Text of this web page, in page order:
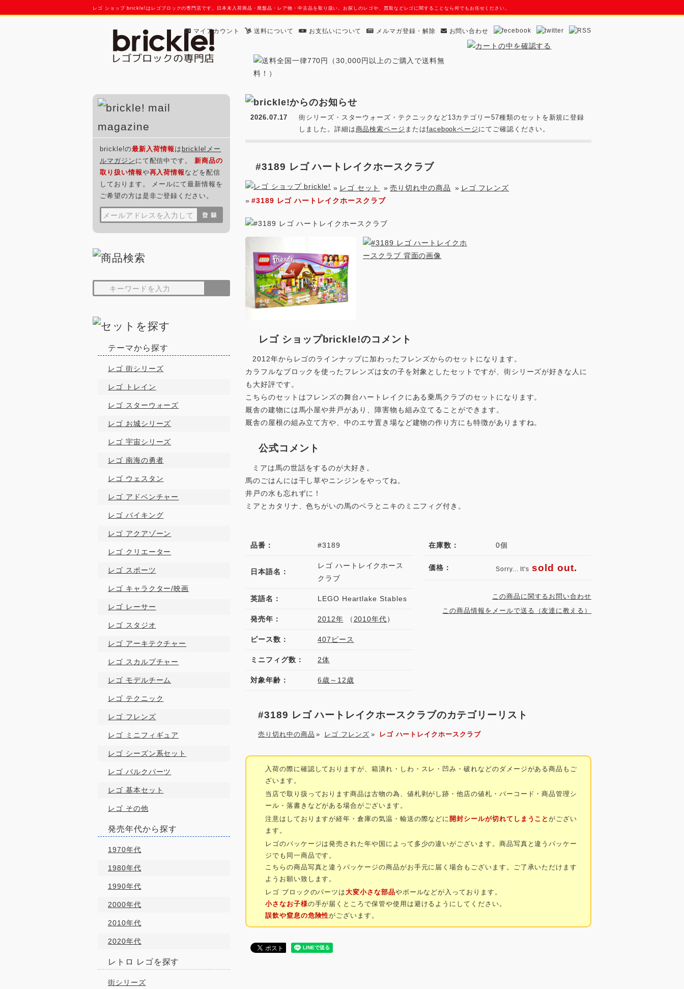
レゴ ショップ brickle!はレゴブロックの専門店です。日本未入荷商品・廃盤品・レア物・中古品を取り扱い。お探しのレゴや、買取などレゴに関することなら何でもお任せください。
マイアカウント 送料について お支払いについて メルマガ登録・解除 お問い合わせ
2026.07.17
街シリーズ・スターウォーズ・テクニックなど13カテゴリー57種類のセットを新規に登録
しました。詳細は商品検索ページ またはfacebookページ にてご確認ください。
#3189 レゴ ハートレイクホースクラブ
» レゴ セット » 売り切れ中の商品 » レゴ フレンズ
» #3189 レゴ ハートレイクホースクラブ
レゴ ショップbrickle!のコメント
2012年からレゴのラインナップに加わったフレンズからのセットになります。
カラフルなブロックを使ったフレンズは女の子を対象としたセットですが、街シリーズが好きな人に
も大好評です。
こちらのセットはフレンズの舞台ハートレイクにある乗馬クラブのセットになります。
厩舎の建物には馬小屋や井戸があり、障害物も組み立てることができます。
厩舎の屋根の組み立て方や、中のエサ置き場など建物の作り方にも特徴がありますね。
公式コメント
ミアは馬の世話をするのが大好き。
馬のごはんには干し草やニンジンをやってね。
井戸の水も忘れずに！
ミアとカタリナ、色ちがいの馬のベラとニキのミニフィグ付き。
品番： #3189
日本語名：
レゴ ハートレイクホース
クラブ
英語名： LEGO Heartlake Stables
発売年： 2012年 （ 2010年代）
ピース数： 407ピース
ミニフィグ数： 2体
対象年齢： 6歳～12歳
在庫数： 0個
価格： Sorry... It's sold out.
この商品に関するお問い合わせ
この商品情報をメールで送る（友達に教える）
#3189 レゴ ハートレイクホースクラブのカテゴリーリスト
売り切れ中の商品 » レゴ フレンズ » レゴ ハートレイクホースクラブ
入荷の際に確認しておりますが、箱潰れ・しわ・スレ・凹み・破れなどのダメージがある商品もご
ざいます。
当店で取り扱っております商品は古物の為、値札剥がし跡・他店の値札・バーコード・商品管理シ
ール・落書きなどがある場合がございます。
注意はしておりますが経年・倉庫の気温・輸送の際などに 開封シールが切れてしまうことがござい
ます。
レゴのパッケージは発売された年や国によって多少の違いがございます。商品写真と違うパッケー
ジでも同一商品です。
こちらの商品写真と違うパッケージの商品がお手元に届く場合もございます。ご了承いただけます
ようお願い致します。
レゴ ブロックのパーツは大変小さな部品やボールなどが入っております。
小さなお子様の手が届くところで保管や使用は避けるようにしてください。
誤飲や窒息の危険性がございます。
brickle!の最新入荷情報 は brickle!メー
ルマガジン にて配信中です。新商品の
取り扱い情報や再入荷情報 などを配信
しております。 メールにて最新情報を
ご希望の方は是非ご登録ください。
テーマから探す
レゴ 街シリーズ
レゴ トレイン
レゴ スターウォーズ
レゴ お城シリーズ
レゴ 宇宙シリーズ
レゴ 南海の勇者
レゴ ウェスタン
レゴ アドベンチャー
レゴ バイキング
レゴ アクアゾーン
レゴ クリエーター
レゴ スポーツ
レゴ キャラクター/映画
レゴ レーサー
レゴ スタジオ
レゴ アーキテクチャー
レゴ スカルプチャー
レゴ モデルチーム
レゴ テクニック
レゴ フレンズ
レゴ ミニフィギュア
レゴ シーズン系セット
レゴ バルクパーツ
レゴ 基本セット
レゴ その他
発売年代から探す
1970年代
1980年代
1990年代
2000年代
2010年代
2020年代
レトロ レゴを探す
街シリーズ